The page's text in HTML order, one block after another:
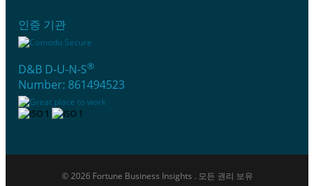
인증 기관
D&B D-U-N-S®
Number: 861494523
© 2026 Fortune Business Insights . 모든 권리 보유